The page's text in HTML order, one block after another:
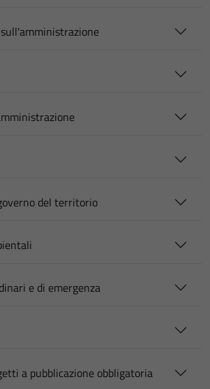
del territorio
e di emergenza
a pubblicazione obbligatoria